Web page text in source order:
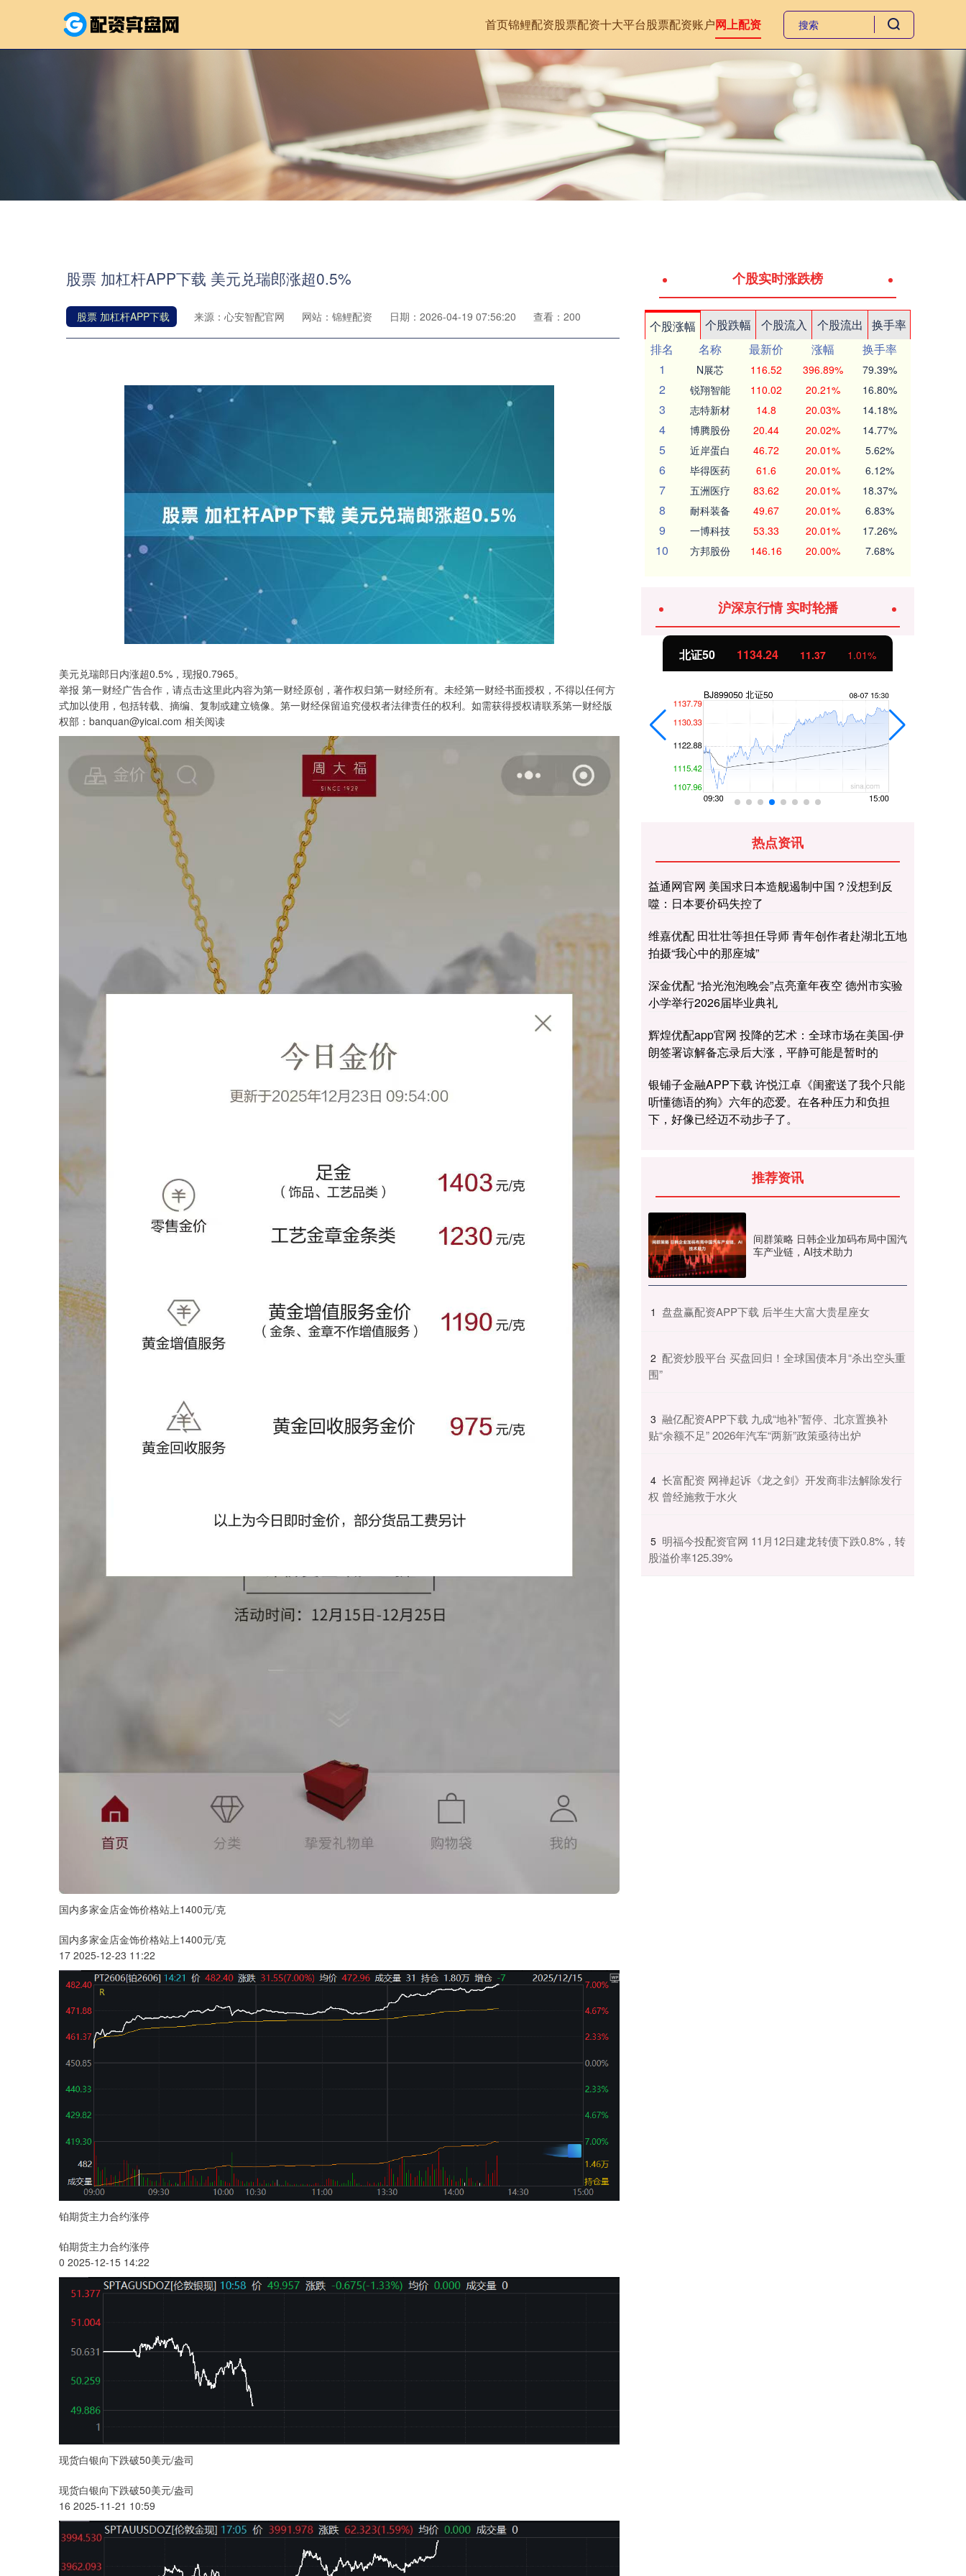
首页锦鲤配资股票配资十大平台股票配资账户网上配资
股票 加杠杆APP下载 美元兑瑞郎涨超0.5%
股票 加杠杆APP下载 来源：心安智配官网 网站：锦鲤配资 日期：2026-04-19 07:56:20 查看：200
美元兑瑞郎日内涨超0.5%，现报0.7965。
举报 第一财经广告合作，请点击这里此内容为第一财经原创，著作权归第一财经所有。未经第一财经书面授权，不得以任何方
式加以使用，包括转载、摘编、复制或建立镜像。第一财经保留追究侵权者法律责任的权利。如需获得授权请联系第一财经版
权部：banquan@yicai.com 相关阅读
国内多家金店金饰价格站上1400元/克
国内多家金店金饰价格站上1400元/克
17 2025-12-23 11:22
铂期货主力合约涨停
铂期货主力合约涨停
0 2025-12-15 14:22
现货白银向下跌破50美元/盎司
现货白银向下跌破50美元/盎司
16 2025-11-21 10:59
个股实时涨跌榜
个股涨幅 个股跌幅 个股流入 个股流出
换手率
排名
名称 最新价 涨幅
换手率
1
N展芯 116.52 396.89% 79.39%
2 锐翔智能 110.02 20.21% 16.80%
3 志特新材 14.8 20.03% 14.18%
4 博腾股份 20.44 20.02% 14.77%
5 近岸蛋白 46.72 20.01% 5.62%
6 毕得医药 61.6 20.01% 6.12%
7 五洲医疗 83.62 20.01% 18.37%
8 耐科装备 49.67 20.01% 6.83%
9 一博科技 53.33 20.01% 17.26%
10 方邦股份 146.16 20.00% 7.68%
沪深京行情 实时轮播
北证50 1134.24 11.37 1.01%
热点资讯
益通网官网 美国求日本造舰遏制中国？没想到反
噬：日本要价码失控了
维嘉优配 田壮壮等担任导师 青年创作者赴湖北五地
拍摄“我心中的那座城”
深金优配 “拾光泡泡晚会”点亮童年夜空 德州市实验
小学举行2026届毕业典礼
辉煌优配app官网 投降的艺术：全球市场在美国-伊
朗签署谅解备忘录后大涨，平静可能是暂时的
银铺子金融APP下载 许悦江卓《闺蜜送了我个只能
听懂德语的狗》六年的恋爱。在各种压力和负担
下，好像已经迈不动步子了。
推荐资讯
间群策略 日韩企业加码布局中国汽
车产业链，AI技术助力
1 ​盘盘赢配资APP下载 后半生大富大贵星座女
2 ​配资炒股平台 买盘回归！全球国债本月“杀出空头重
围”
3 ​融亿配资APP下载 九成“地补”暂停、北京置换补
贴“余额不足” 2026年汽车“两新”政策亟待出炉
4 ​长富配资 网禅起诉《龙之剑》开发商非法解除发行
权 曾经施救于水火
5 ​明福今投配资官网 11月12日建龙转债下跌0.8%，转
股溢价率125.39%